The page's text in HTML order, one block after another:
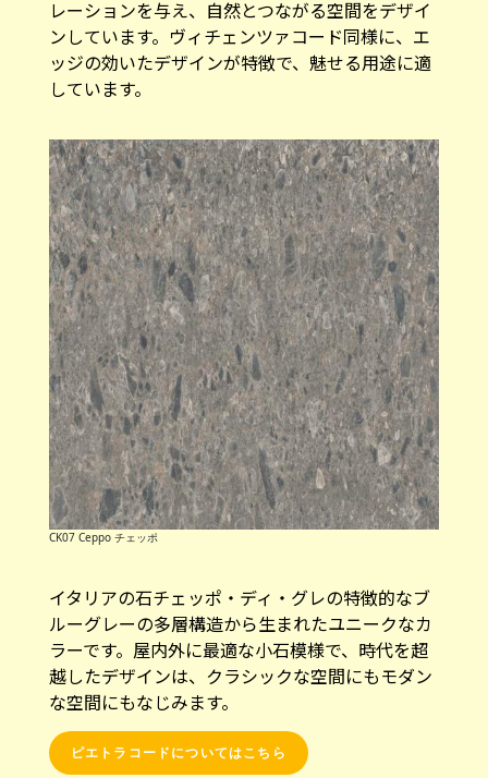
レーションを与え、自然とつながる空間をデザイ
ンしています。ヴィチェンツァコード同様に、エ
ッジの効いたデザインが特徴で、魅せる用途に適
しています。
CK07 Ceppo チェッポ
イタリアの石チェッポ・ディ・グレの特徴的なブ
ルーグレーの多層構造から生まれたユニークなカ
ラーです。屋内外に最適な小石模様で、時代を超
越したデザインは、クラシックな空間にもモダン
な空間にもなじみます。
ピエトラコードについてはこちら